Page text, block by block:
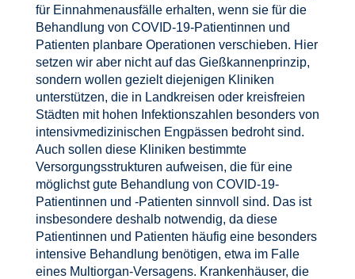
für Einnahmenausfälle erhalten, wenn sie für die
Behandlung von COVID-19-Patientinnen und
Patienten planbare Operationen verschieben. Hier
setzen wir aber nicht auf das Gießkannenprinzip,
sondern wollen gezielt diejenigen Kliniken
unterstützen, die in Landkreisen oder kreisfreien
Städten mit hohen Infektionszahlen besonders von
intensivmedizinischen Engpässen bedroht sind.
Auch sollen diese Kliniken bestimmte
Versorgungsstrukturen aufweisen, die für eine
möglichst gute Behandlung von COVID-19-
Patientinnen und -Patienten sinnvoll sind. Das ist
insbesondere deshalb notwendig, da diese
Patientinnen und Patienten häufig eine besonders
intensive Behandlung benötigen, etwa im Falle
eines Multiorgan-Versagens. Krankenhäuser, die